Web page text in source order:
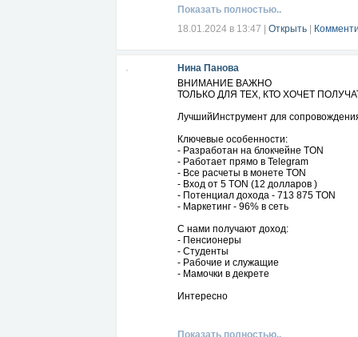
Показать полностью..
18.01.2024 в 13:47
Открыть
Нина Панова
ВНИМАНИЕ ВАЖНО
ТОЛЬКО ДЛЯ ТЕХ, КТО ХОЧЕТ
ЛучшийИнструмент для
Ключевые особенности:
- Разработан на блокчейне TON
- Работает прямо в Telegram
- Все расчеты в монете TON
- Вход от 5 TON (12 долларов )
- Потенциал дохода - 713 875 TON
- Маркетинг - 96% в сеть
С нами получают доход:
- Пенсионеры
- Студенты
- Рабочие и служащие
- Мамочки в декрете
Интересно
https://t.me/panowanina
Показать полностью..